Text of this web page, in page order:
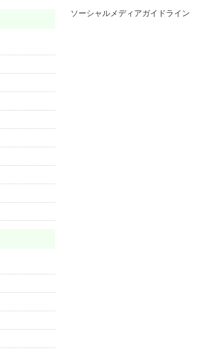
ソーシャルメディアガイドライン